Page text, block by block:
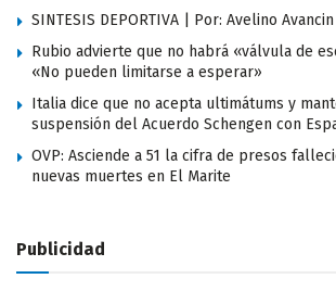
SINTESIS DEPORTIVA | Por: Avelino Avancin
Rubio advierte que no habrá «válvula de
«No pueden limitarse a esperar»
Italia dice que no acepta ultimátums y
suspensión del Acuerdo Schengen con
OVP: Asciende a 51 la cifra de presos
nuevas muertes en El Marite
Publicidad